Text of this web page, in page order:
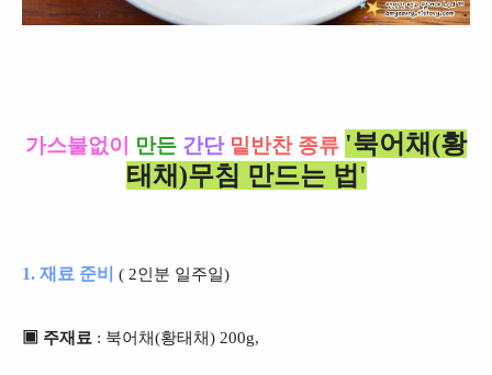
가스불없이 만든 간단 밑반찬 종류 '북어채(황
태채)무침 만드는 법'
1. 재료 준비 ( 2인분 일주일)
▣ 주재료 : 북어채(황태채) 200g,